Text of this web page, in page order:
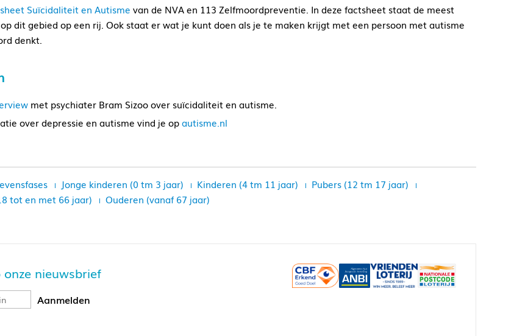
Suïcidaliteit en Autisme van de NVA en 113 Zelfmoordpreventie. In deze factsheet staat de meest
dit gebied op een rij. Ook staat er wat je kunt doen als je te maken krijgt met een persoon met autisme
denkt.
met psychiater Bram Sizoo over suïcidaliteit en autisme.
over depressie en autisme vind je opautisme.nl
Jonge kinderen (0 tm 3 jaar) Kinderen (4 tm 11 jaar)
Pubers (12 tm 17 jaar)
tot en met 66 jaar)
Ouderen (vanaf 67 jaar)
nieuwsbrief